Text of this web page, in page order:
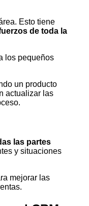
Esto tiene
de toda la
los pequeños
un producto
actualizar las
las partes
y situaciones
mejorar las